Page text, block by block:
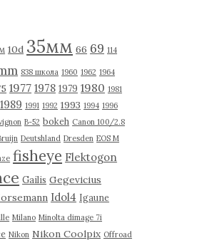
10d 35мм 66 69 114
838 школа 1960 1962 1964
1977 1978 1979 1980 1981
1989 1991 1992 1993 1994 1996
B-52 bokeh Canon 100/2.8
Deutshland Dresden EOS M
fisheye Flektogon
Gailis Gegevicius
Idol4 Igaune
Milano Minolta dimage 7i
Nikon Nikon Coolpix Offroad